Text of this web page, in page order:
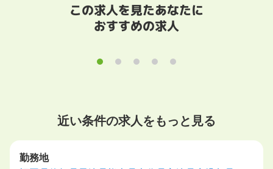
この求人を見たあなたに
おすすめの求人
近い条件の求人をもっと見る
勤務地